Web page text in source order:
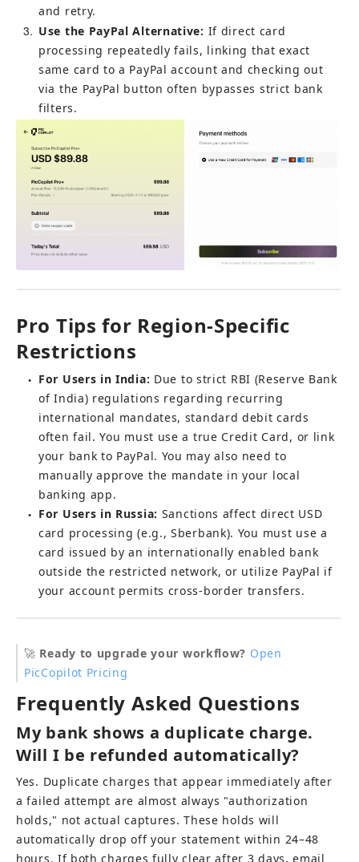
and retry.
3 Use the PayPal Alternative: If direct card
processing repeatedly fails, linking that exact
same card to a PayPal account and checking out
via the PayPal button often bypasses strict bank
filters.
Pro Tips for Region-Specific
Restrictions
● For Users in India: Due to strict RBI (Reserve Bank
of India) regulations regarding recurring
international mandates, standard debit cards
often fail. You must use a true Credit Card, or link
your bank to PayPal. You may also need to
manually approve the mandate in your local
banking app.
● For Users in Russia: Sanctions affect direct USD
card processing (e.g., Sberbank). You must use a
card issued by an internationally enabled bank
outside the restricted network, or utilize PayPal if
your account permits cross-border transfers.
🚀 Ready to upgrade your workflow? Open
PicCopilot Pricing
Frequently Asked Questions
My bank shows a duplicate charge.
Will I be refunded automatically?
Yes. Duplicate charges that appear immediately after
a failed attempt are almost always "authorization
holds," not actual captures. These holds will
automatically drop off your statement within 24–48
hours. If both charges fully clear after 3 days, email